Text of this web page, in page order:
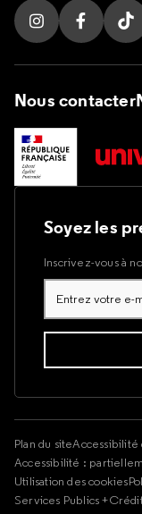
Suivez nous
Suivez
Nous contacter
Soyez les
Inscrivez-vous à
Plan du site
Accessibilité :
Utilisation des cookies
Services Publics +